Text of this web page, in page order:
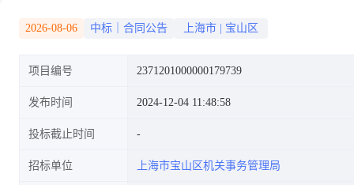
2026-08-06 中标｜合同公告 上海市 宝山区
项目编号 2371201000000179739
发布时间 2024-12-04 11:48:58
投标截止时间
招标单位 上海市宝山区机关事务管理局